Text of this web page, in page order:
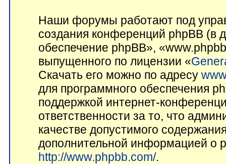
Наши форумы работают под
создания конференций phpBB (в
обеспечение phpBB»,
выпущенного по лицензии «
Скачать его можно по адресу
для программного обеспечения
поддержкой интернет-
ответственности за то, что
качестве допустимого
дополнительной информацией о
http://www.phpbb.com/.